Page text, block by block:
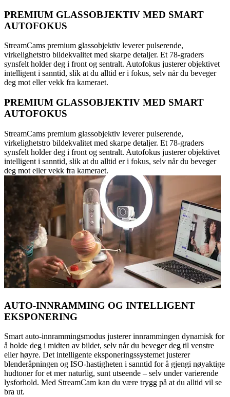
PREMIUM GLASSOBJEKTIV MED SMART
AUTOFOKUS
StreamCams premium glassobjektiv leverer pulserende,
virkelighetstro bildekvalitet med skarpe detaljer. Et 78-graders
synsfelt holder deg i front og sentralt. Autofokus justerer objektivet
intelligent i sanntid, slik at du alltid er i fokus, selv når du beveger
deg mot eller vekk fra kameraet.
PREMIUM GLASSOBJEKTIV MED SMART
AUTOFOKUS
StreamCams premium glassobjektiv leverer pulserende,
virkelighetstro bildekvalitet med skarpe detaljer. Et 78-graders
synsfelt holder deg i front og sentralt. Autofokus justerer objektivet
intelligent i sanntid, slik at du alltid er i fokus, selv når du beveger
deg mot eller vekk fra kameraet.
AUTO-INNRAMMING OG INTELLIGENT
EKSPONERING
Smart auto-innrammingsmodus justerer innrammingen dynamisk for
å holde deg i midten av bildet, selv når du beveger deg til venstre
eller høyre. Det intelligente eksponeringssystemet justerer
blenderåpningen og ISO-hastigheten i sanntid for å gjengi nøyaktige
hudtoner for et mer naturlig, sunt utseende – selv under varierende
lysforhold. Med StreamCam kan du være trygg på at du alltid vil se
bra ut.